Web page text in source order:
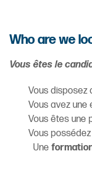
Who are we
Vous êtes le
Vous disposez
Vous avez une
Vous êtes une
Vous
Une